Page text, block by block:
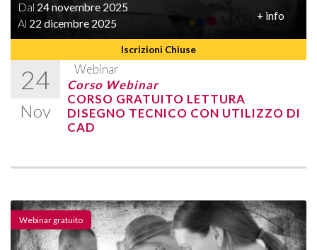
Iscrizioni Chiuse
Dal 24 novembre 2025
Al 22 dicembre 2025
+ info
24
Nov
Webinar
Corso Webinar
CORSO GRATUITO LETTURA
DISEGNO TECNICO CON UTILIZZO DI
CAD
Webinar gratuito